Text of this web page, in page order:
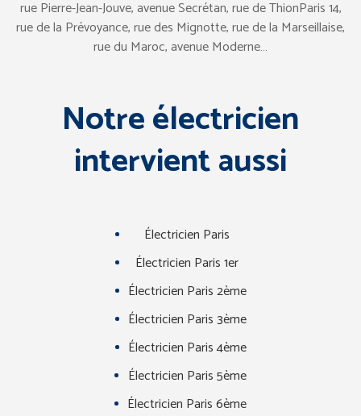
rue Pierre-Jean-Jouve, avenue Secrétan, rue de ThionParis 14,
rue de la Prévoyance, rue des Mignotte, rue de la Marseillaise,
rue du Maroc, avenue Moderne…
Notre électricien
intervient aussi
Électricien Paris
Électricien Paris 1er
Électricien Paris 2ème
Électricien Paris 3ème
Électricien Paris 4ème
Électricien Paris 5ème
Électricien Paris 6ème